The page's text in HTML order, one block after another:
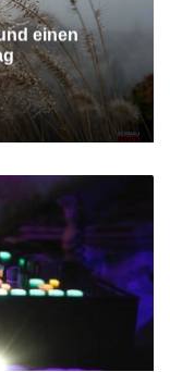
einen